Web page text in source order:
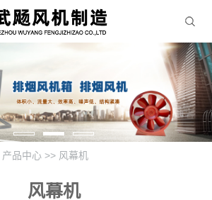
产品中心 >> 风幕机
风幕机